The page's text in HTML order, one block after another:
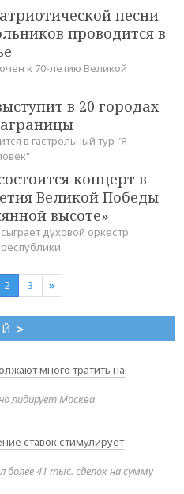
песни
проводится в
к 70-летию Великой
в 20 городах
в гастрольный тур "Я
концерт в
Великой Победы
высоте»
духовой оркестр
2 3 »
>
много тратить на
лидирует Москва
ставок стимулирует
более 41 тыс. сделок на сумму